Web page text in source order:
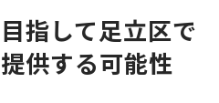
指して足立区で
供する可能性